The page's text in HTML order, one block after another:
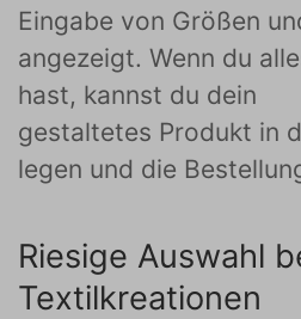
Eingabe von Größen
angezeigt. Wenn du
hast, kannst du dein
gestaltetes Produkt in
legen und die
Riesige Auswahl
Textilkreationen